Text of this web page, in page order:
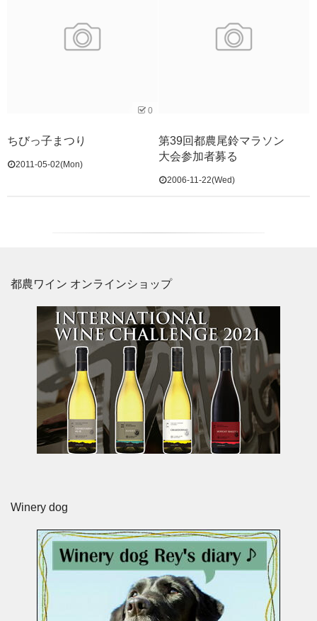
0
ちびっ子まつり
2011-05-02(Mon)
第39回都農尾鈴マラソン
大会参加者募る
2006-11-22(Wed)
都農ワイン オンラインショップ
Winery dog